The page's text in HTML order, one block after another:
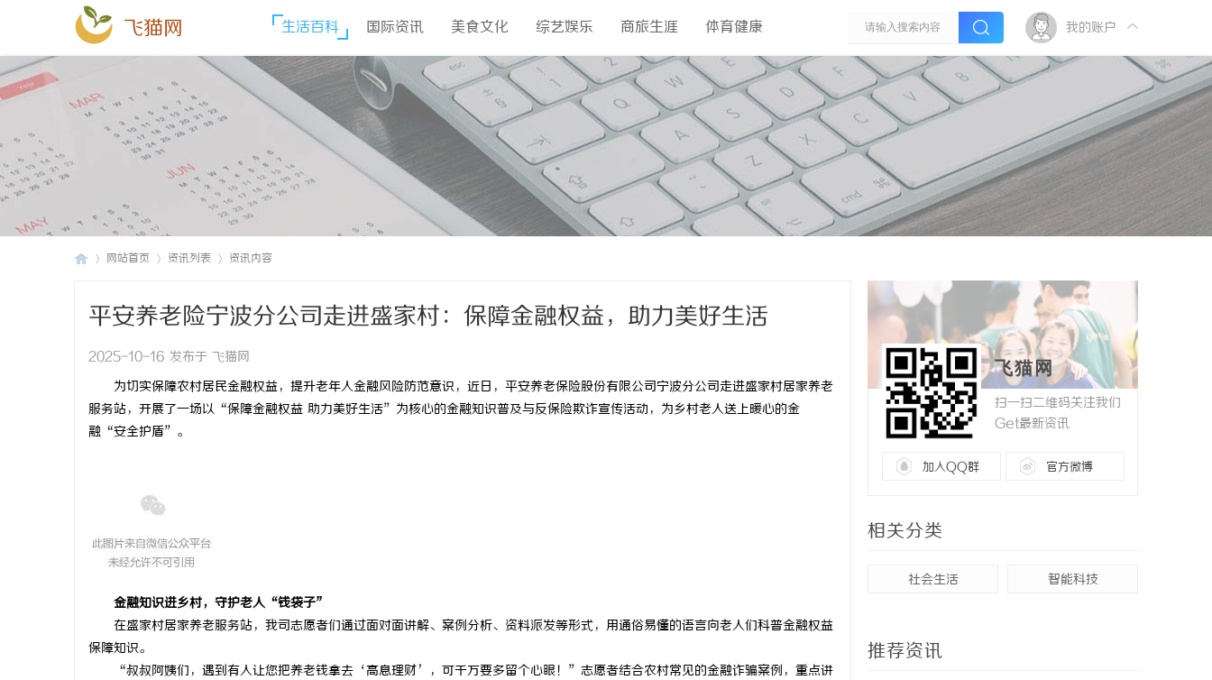
飞猫网 生活百科 国际资讯 美食文化 综艺娱乐 商旅生涯 体育健康 我的账户
网站首页 资讯列表 资讯内容
平安养老险宁波分公司走进盛家村：保障金融权益，助力美好生活
2025-10-16 发布于 飞猫网
为切实保障农村居民金融权益，提升老年人金融风险防范意识，近日，平安养老保险股份有限公司宁波分公司走进盛家村居家养老
服务站，开展了一场以“保障金融权益 助力美好生活”为核心的金融知识普及与反保险欺诈宣传活动，为乡村老人送上暖心的金
融“安全护盾”。
金融知识进乡村，守护老人“钱袋子”
在盛家村居家养老服务站，我司志愿者们通过面对面讲解、案例分析、资料派发等形式，用通俗易懂的语言向老人们科普金融权益
保障知识。
“叔叔阿姨们，遇到有人让您把养老钱拿去‘高息理财’，可千万要多留个心眼！”志愿者结合农村常见的金融诈骗案例，重点讲
飞猫网
扫一扫二维码关注我们
Get最新资讯
加入QQ群 官方微博
相关分类
社会生活 智能科技
推荐资讯